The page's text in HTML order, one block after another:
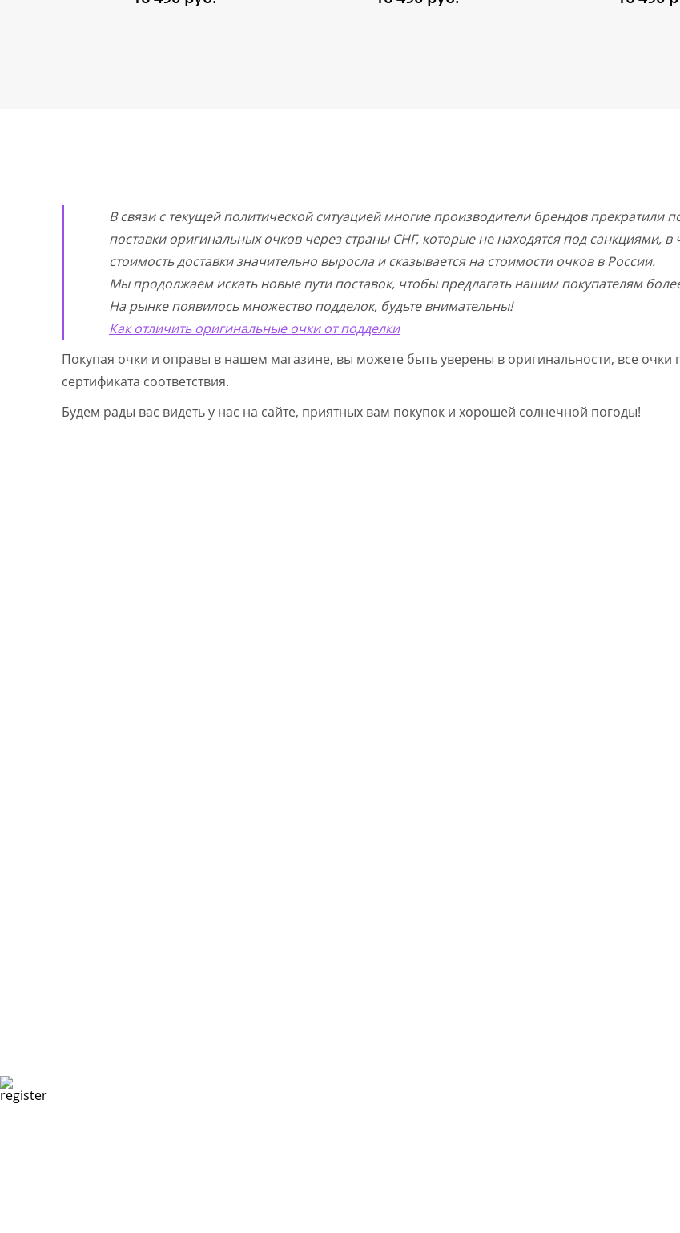
В связи с текущей политической ситуацией многие производители брендов прекратили
поставки оригинальных очков через страны СНГ, которые не находятся под санкциями,
стоимость доставки значительно выросла и сказывается на стоимости очков в России.
Мы продолжаем искать новые пути поставок, чтобы предлагать нашим покупателям
На рынке появилось множество подделок, будьте внимательны!
Как отличить оригинальные очки от подделки
Покупая очки и оправы в нашем магазине, вы можете быть уверены в оригинальности, все очки
сертификата соответствия.
Будем рады вас видеть у нас на сайте, приятных вам покупок и хорошей солнечной погоды!